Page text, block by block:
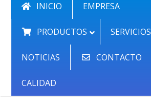
INICIO EMPRESA
PRODUCTOS SERVICIOS
NOTICIAS CONTACTO
CALIDAD